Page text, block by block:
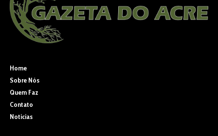
Home
Sobre Nós
Quem Faz
Contato
Noticias